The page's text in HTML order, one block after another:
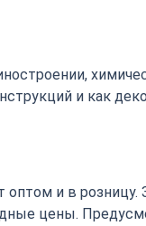
и как
и в розницу.
цены.